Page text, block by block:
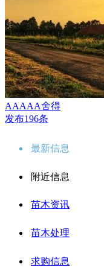
AAAAA舍得
发布196条
最新信息
附近信息
苗木资讯
苗木处理
求购信息